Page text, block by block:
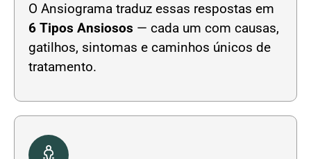
O Ansiograma traduz essas respostas em
6 Tipos Ansiosos — cada um com causas,
gatilhos, sintomas e caminhos únicos de
tratamento.